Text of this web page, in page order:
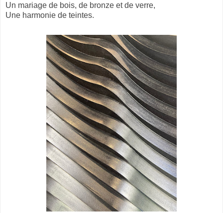
Un mariage de bois, de bronze et de verre,
Une harmonie de teintes.